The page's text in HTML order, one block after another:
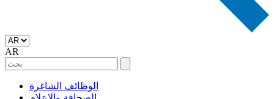
AR
الوظائف الشاغرة